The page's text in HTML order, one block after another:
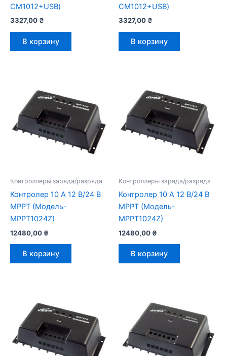
CM1012+USB)
3327,00 ₴
В корзину
CM1012+USB)
3327,00 ₴
В корзину
Контроллеры заряда/разряда
Контролер 10 А 12 В/24 В
MPPT (Модель-
MPPT1024Z)
12480,00 ₴
В корзину
Контроллеры заряда/разряда
Контролер 10 А 12 В/24 В
MPPT (Модель-
MPPT1024Z)
12480,00 ₴
В корзину